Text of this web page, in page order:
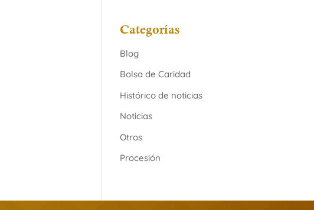
Categorías
Blog
Bolsa de Caridad
Histórico de noticias
Noticias
Otros
Procesión